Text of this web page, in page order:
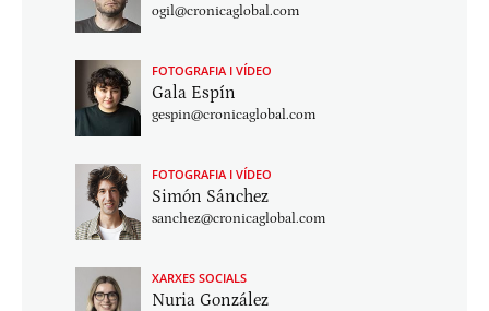
ogil@cronicaglobal.com
FOTOGRAFIA I VÍDEO
Gala Espín
gespin@cronicaglobal.com
FOTOGRAFIA I VÍDEO
Simón Sánchez
sanchez@cronicaglobal.com
XARXES SOCIALS
Nuria González